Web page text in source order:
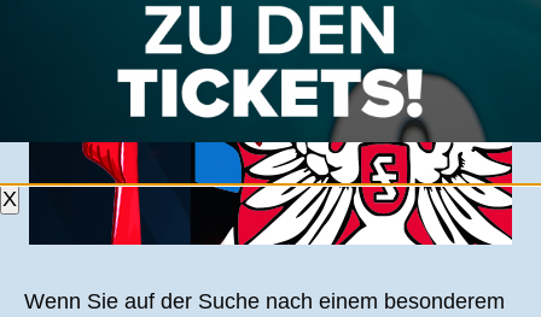
Wenn Sie auf der Suche nach einem besonderem
X